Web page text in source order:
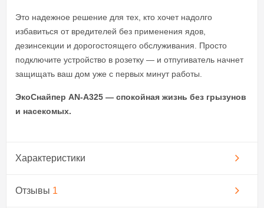
Это надежное решение для тех, кто хочет надолго
избавиться от вредителей без применения ядов,
дезинсекции и дорогостоящего обслуживания. Просто
подключите устройство в розетку — и отпугиватель начнет
защищать ваш дом уже с первых минут работы.
ЭкоСнайпер AN-A325 — спокойная жизнь без грызунов
и насекомых.
Характеристики
Отзывы 1